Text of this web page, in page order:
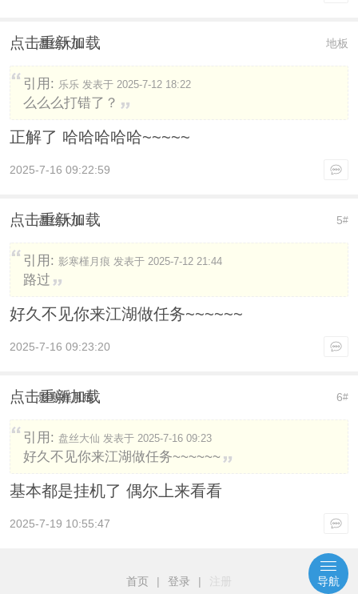
点击重新加载 地板
盘丝大仙
引用: 乐乐 发表于 2025-7-12 18:22
么么么打错了？
正解了 哈哈哈哈哈~~~~~
2025-7-16 09:22:59
点击重新加载 5#
盘丝大仙
引用: 影寒槿月痕 发表于 2025-7-12 21:44
路过
好久不见你来江湖做任务~~~~~~
2025-7-16 09:23:20
点击重新加载 6#
影寒槿月痕
引用: 盘丝大仙 发表于 2025-7-16 09:23
好久不见你来江湖做任务~~~~~~
基本都是挂机了 偶尔上来看看
2025-7-19 10:55:47
首页 | 登录 | 导航